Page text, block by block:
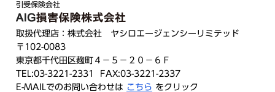
引受保険会社
取扱代理店：株式会社 ヤシロエージェンシーリミテッド
〒102-0083
東京都千代田区麹町４－５－２０－６Ｆ
TEL:03-3221-2331 FAX:03-3221-2337
E-MAILでのお問い合わせは こちら をクリック